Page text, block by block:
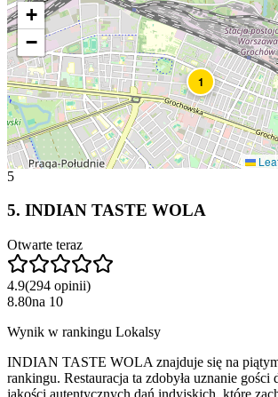
1
+
−
5
5. INDIAN TASTE WOLA
Otwarte teraz
4.9(294 opinii)
8.80na 10
Wynik w rankingu Lokalsy
INDIAN TASTE WOLA znajduje się na
rankingu. Restauracja ta zdobyła uznanie